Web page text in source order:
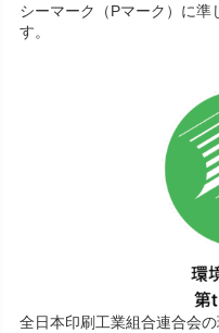
シーマーク（Pマーク）に
す。
全日本印刷工業組合連合会